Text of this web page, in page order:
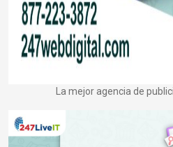
La mejor agencia de